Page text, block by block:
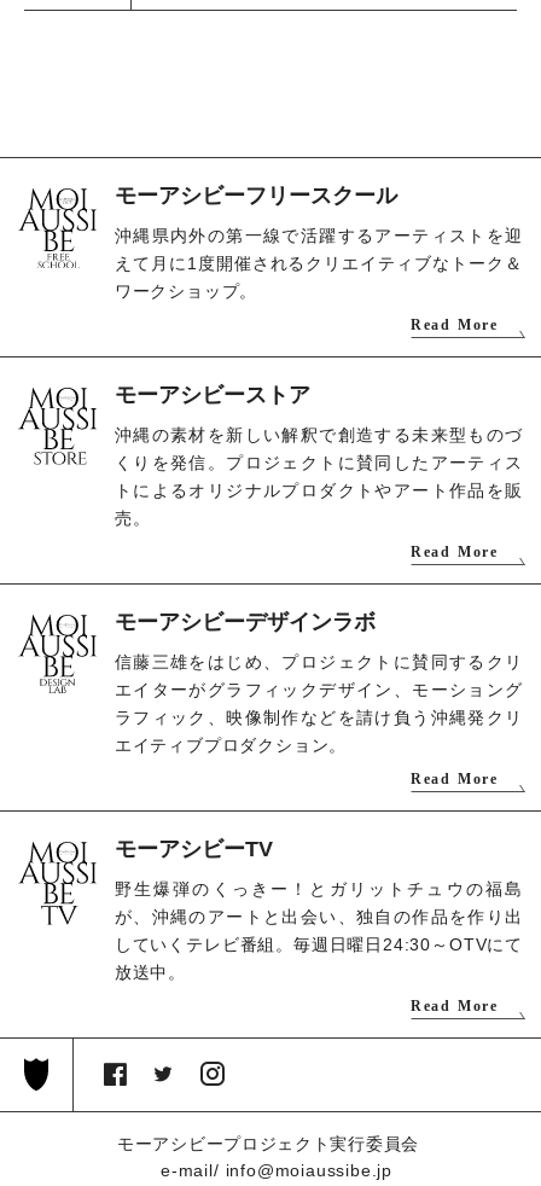
モーアシビーフリースクール
沖縄県内外の第一線で活躍するアーティストを迎
えて月に1度開催されるクリエイティブなトーク＆
ワークショップ。
Read More
モーアシビーストア
沖縄の素材を新しい解釈で創造する未来型ものづ
くりを発信。プロジェクトに賛同したアーティス
トによるオリジナルプロダクトやアート作品を販
売。
Read More
モーアシビーデザインラボ
信藤三雄をはじめ、プロジェクトに賛同するクリ
エイターがグラフィックデザイン、モーショング
ラフィック、映像制作などを請け負う沖縄発クリ
エイティブプロダクション。
Read More
モーアシビーTV
野生爆弾のくっきー！とガリットチュウの福島
が、沖縄のアートと出会い、独自の作品を作り出
していくテレビ番組。毎週日曜日24:30～OTVにて
放送中。
Read More
モーアシビープロジェクト実行委員会
e-mail
info@moiaussibe.jp